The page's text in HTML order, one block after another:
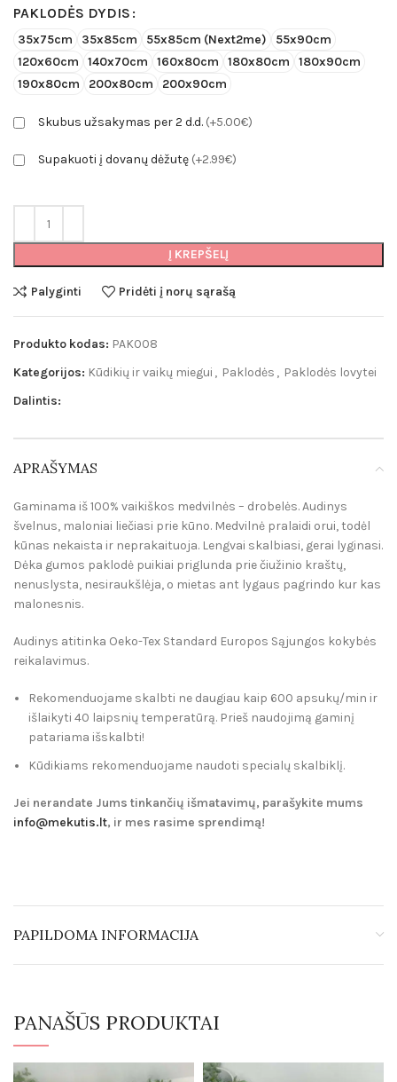
9.45€
26.25€
PAKLODĖS DYDIS
35x75cm 35x85cm 55x85cm (Next2me)
55x90cm
120x60cm
140x70cm 160x80cm 180x80cm
180x90cm
190x80cm
200x80cm 200x90cm
Skubus užsakymas per 2 d.d. (+5.00€)
Supakuoti į dovanų dėžutę (+2.99€)
Į KREPŠELĮ
Palyginti Pridėti į norų sąrašą
Produkto kodas: PAK008
Kategorijos: Kūdikių ir vaikų miegui , Paklodės , Paklodės lovytei
Dalintis:
APRAŠYMAS
Gaminama iš 100% vaikiškos medvilnės – drobelės. Audinys
švelnus, maloniai liečiasi prie kūno. Medvilnė pralaidi orui, todėl
kūnas nekaista ir neprakaituoja. Lengvai skalbiasi, gerai lyginasi.
Dėka gumos paklodė puikiai priglunda prie čiužinio kraštų,
nenuslysta, nesiraukšlėja, o mietas ant lygaus pagrindo kur kas
malonesnis.
Audinys atitinka Oeko-Tex Standard Europos Sąjungos kokybės
reikalavimus.
Rekomenduojame skalbti ne daugiau kaip 600 apsukų/min ir
išlaikyti 40 laipsnių temperatūrą. Prieš naudojimą gaminį
patariama išskalbti!
Kūdikiams rekomenduojame naudoti specialų skalbiklį.
Jei nerandate Jums tinkančių išmatavimų, parašykite mums
info@mekutis.lt, ir mes rasime sprendimą!
PAPILDOMA INFORMACIJA
PANAŠŪS PRODUKTAI